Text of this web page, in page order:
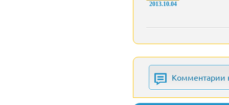
2013.10.04
Комментарии